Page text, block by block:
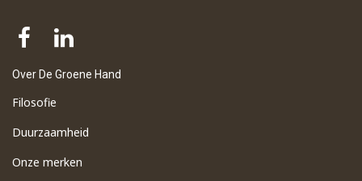
Over De Groene Hand
Filosofie
Duurzaamheid
Onze merken